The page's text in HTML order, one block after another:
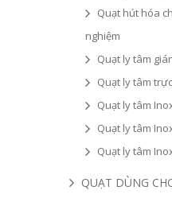
Quạt hút hóa
nghiệm
Quạt ly tâm
Quạt ly tâm
Quạt ly tâm
Quạt ly tâm
Quạt ly tâm
QUẠT DÙNG